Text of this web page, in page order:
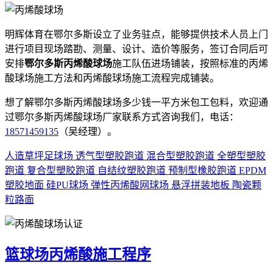
明辉体育在鄂尔多斯设立了业务驻点，能够提供技术人员上门
进行项目现场踏勘、测量、设计、造价等服务，签订合同后可
安排鄂尔多斯丙烯酸球场施工队伍进场铺装，按照标准的丙烯
酸球场施工方法和丙烯酸球场施工流程完成铺装。
想了解鄂尔多斯丙烯酸球场多少钱一平方米包工包料，欢迎通
过鄂尔多斯丙烯酸球场厂家联系方式咨询我们，电话：
18571459135 （吴经理）。
人造草坪足球场 透气型塑胶跑道 混合型塑胶跑道 全塑型塑胶
跑道 复合型塑胶跑道 自结纹塑胶跑道 预制型橡胶跑道 EPDM
塑胶地面 硅PU球场 弹性丙烯酸网球场 悬浮拼装地板 陶瓷颗
粒路面
篮球场丙烯酸施工程序